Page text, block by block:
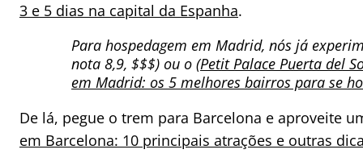
3 e 5 dias na capital da Espanha.
Para hospedagem em Madrid, nós já
nota 8,9, $$$) ou o (Petit Palace Puerta del
em Madrid: os 5 melhores bairros para se
De lá, pegue o trem para Barcelona e aproveite
em Barcelona: 10 principais atrações e outras